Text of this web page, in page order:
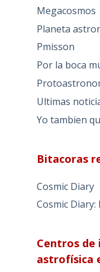
Megacosmos
Planeta
Pmisson
Por la boca
Ultimas
Yo tambien
Bitacoras
Cosmic Diary
Cosmic Diary:
Centros de
astrofísica